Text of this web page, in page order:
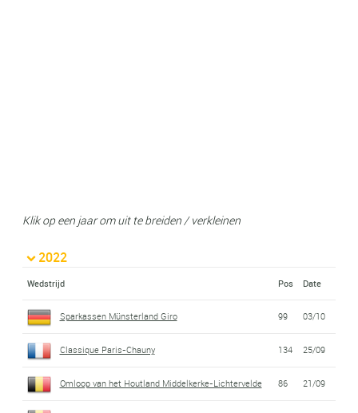
Klik op een jaar om uit te breiden / verkleinen
2022
Wedstrijd Pos Date
Sparkassen Münsterland Giro 99 03/10
Classique Paris-Chauny 134 25/09
Omloop van het Houtland Middelkerke-Lichtervelde 86 21/09